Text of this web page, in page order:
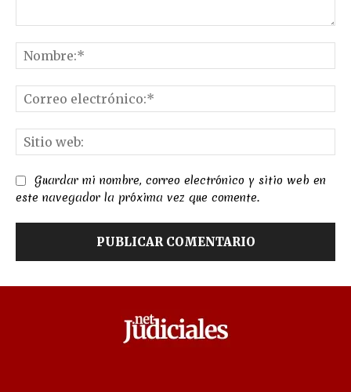
Guardar mi nombre, correo electrónico y sitio web en
este navegador la próxima vez que comente.